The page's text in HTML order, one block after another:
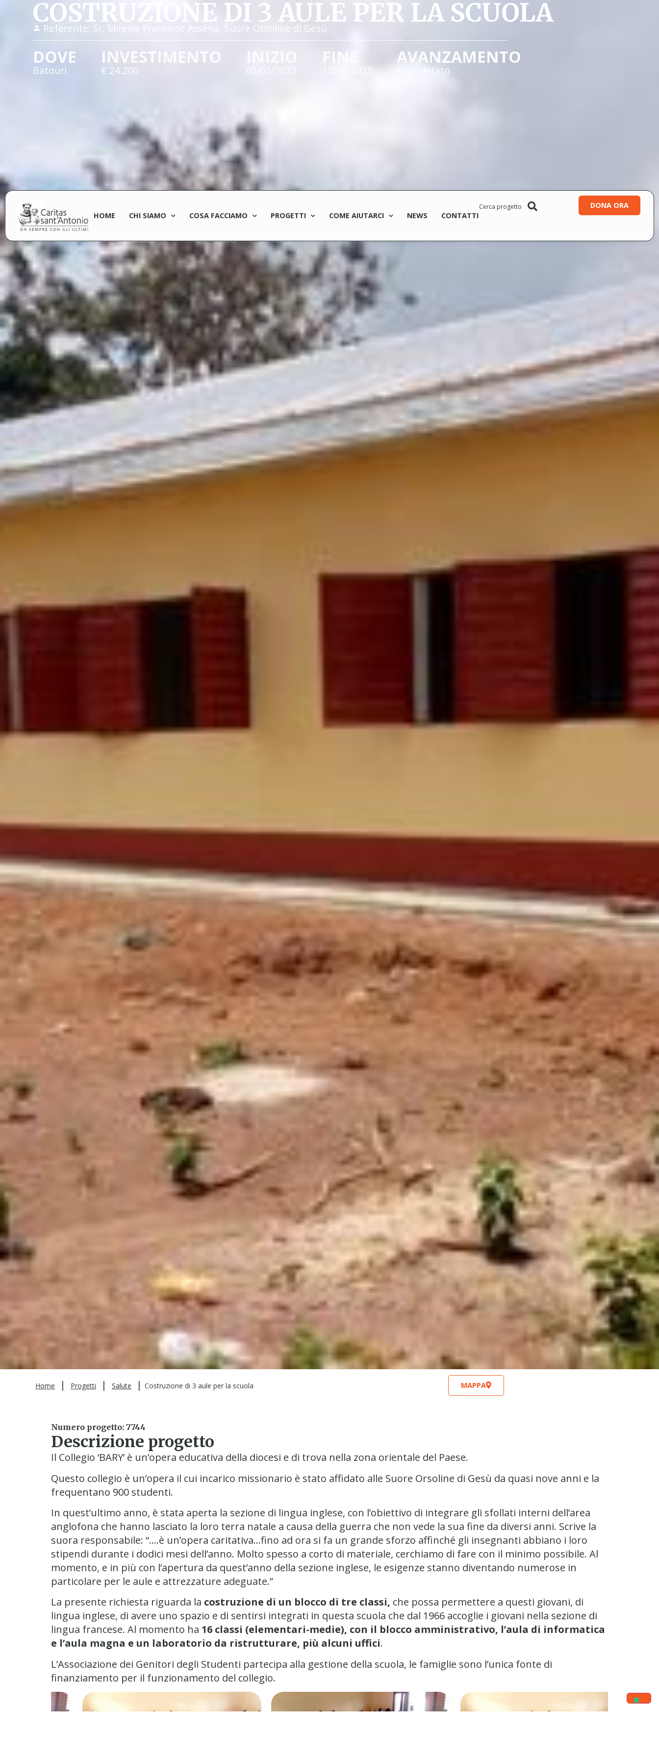
HOME CHI SIAMO COSA FACCIAMO PROGETTI COME AIUTARCI NEWS CONTATTI
DONA ORA
COSTRUZIONE DI 3 AULE PER LA SCUOLA
Referente: Sr. Mireille Francoise Assena, Suore Orsoline di Gesù
DOVE
Batouri
INVESTIMENTO
€ 24.200 05/05/2023
FINE
12/10/2023
AVANZAMENTO
Completato
Home | Progetti | Salute |Costruzione di 3 aule per la scuola MAPPA
Numero progetto: 7744
Descrizione progetto
Il Collegio ‘BARY’ è un’opera educativa della diocesi e di trova nella zona orientale del Paese.
Questo collegio è un’opera il cui incarico missionario è stato affidato alle Suore Orsoline di Gesù da quasi nove anni e la
frequentano 900 studenti.
In quest’ultimo anno, è stata aperta la sezione di lingua inglese, con l’obiettivo di integrare gli sfollati interni dell’area
anglofona che hanno lasciato la loro terra natale a causa della guerra che non vede la sua fine da diversi anni. Scrive la
suora responsabile: “….è un’opera caritativa…fino ad ora si fa un grande sforzo affinché gli insegnanti abbiano i loro
stipendi durante i dodici mesi dell’anno. Molto spesso a corto di materiale, cerchiamo di fare con il minimo possibile. Al
momento, e in più con l’apertura da quest’anno della sezione inglese, le esigenze stanno diventando numerose in
particolare per le aule e attrezzature adeguate.”
La presente richiesta riguarda la costruzione di un blocco di tre classi, che possa permettere a questi giovani, di
lingua inglese, di avere uno spazio e di sentirsi integrati in questa scuola che dal 1966 accoglie i giovani nella sezione di
lingua francese. Al momento ha 16 classi (elementari-medie), con il blocco amministrativo, l’aula di informatica
e l’aula magna e un laboratorio da ristrutturare, più alcuni uffici.
L’Associazione dei Genitori degli Studenti partecipa alla gestione della scuola, le famiglie sono l’unica fonte di
finanziamento per il funzionamento del collegio.